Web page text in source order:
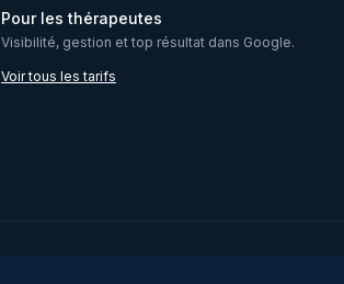
Pour les thérapeutes
Visibilité, gestion et top résultat dans Google.
Voir tous les tarifs